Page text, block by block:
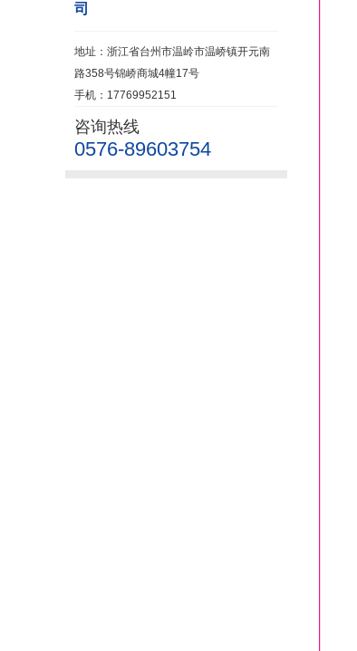
司
地址：浙江省台州市温岭市温峤镇开元南
路358号锦峤商城4幢17号
手机：17769952151
咨询热线
0576-89603754